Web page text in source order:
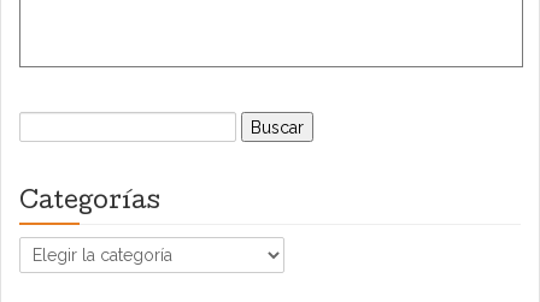
Buscar:
Categorías
Categorías